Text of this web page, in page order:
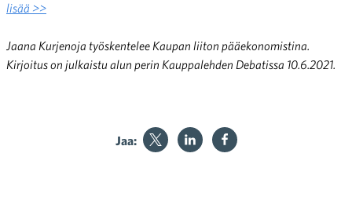
lisää >>
Jaana Kurjenoja työskentelee Kaupan liiton pääekonomistina.
Kirjoitus on julkaistu alun perin Kauppalehden Debatissa 10.6.2021.
Jaa: